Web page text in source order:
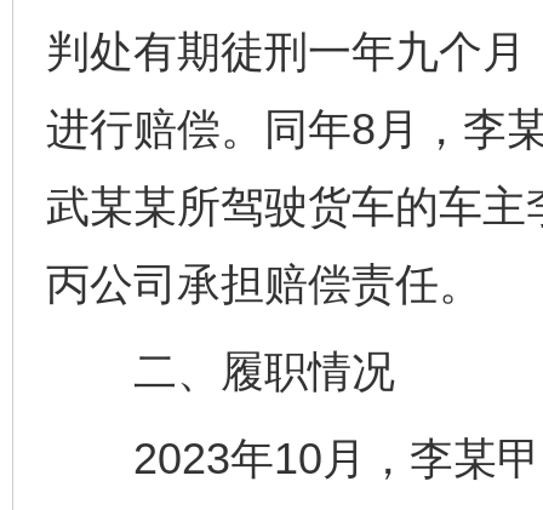
判处有期徒刑一年九个
进行赔偿。同年8月，李
武某某所驾驶货车的车
丙公司承担赔偿责任。
二、履职情况
2023年10月，李某甲